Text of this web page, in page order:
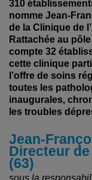
310
nomme Jean-
de la Clinique de
Rattachée au
compte 32
cette clinique
l’offre de soins
toutes les
inaugurales,
les troubles
Jean-
Directeur
(63)
sous la